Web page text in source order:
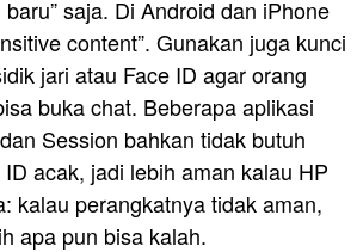
baru” saja. Di Android dan iPhone
content”. Gunakan juga kunci
jari atau Face ID agar orang
buka chat. Beberapa aplikasi
Session bahkan tidak butuh
acak, jadi lebih aman kalau HP
kalau perangkatnya tidak aman,
apa pun bisa kalah.